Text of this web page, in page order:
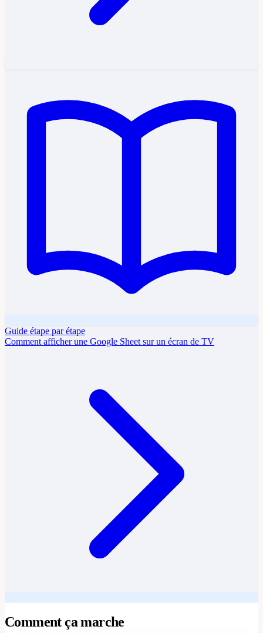
Guide étape par étape
Comment afficher une Google Sheet sur un écran de TV
Comment ça marche